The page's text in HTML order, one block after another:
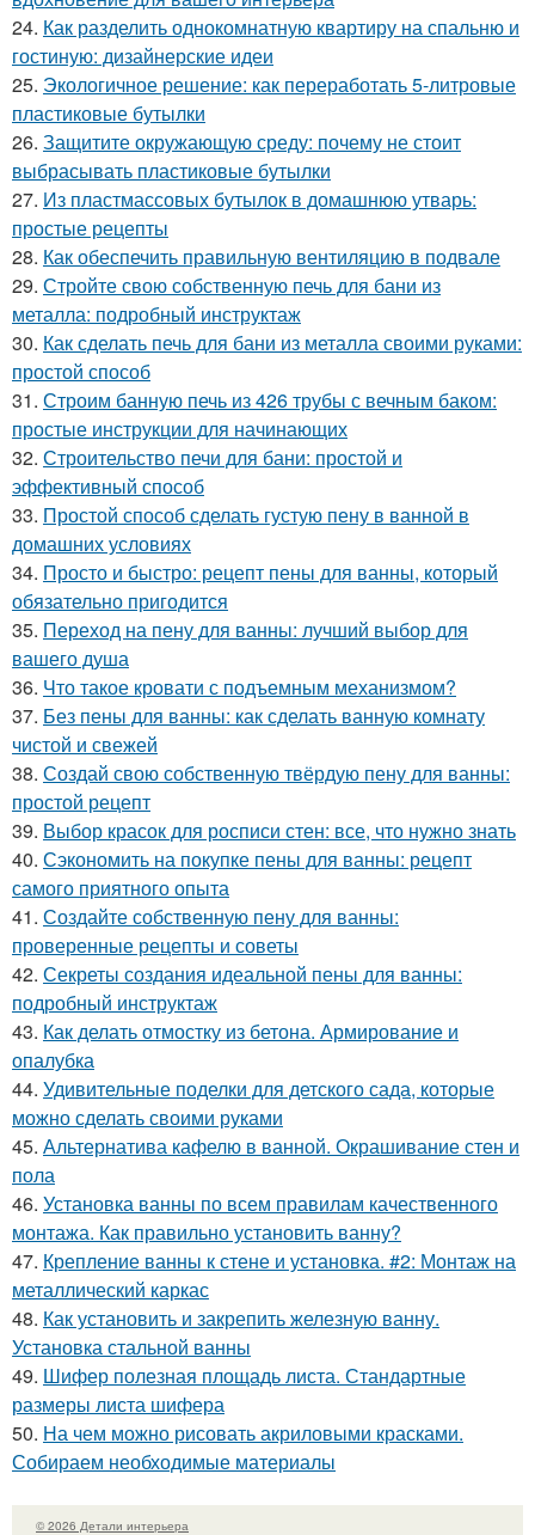
24. Как разделить однокомнатную квартиру на спальню и
гостиную: дизайнерские идеи
25. Экологичное решение: как переработать 5-литровые
пластиковые бутылки
26. Защитите окружающую среду: почему не стоит
выбрасывать пластиковые бутылки
27. Из пластмассовых бутылок в домашнюю утварь:
простые рецепты
28. Как обеспечить правильную вентиляцию в подвале
29. Стройте свою собственную печь для бани из
металла: подробный инструктаж
30. Как сделать печь для бани из металла своими руками:
простой способ
31. Строим банную печь из 426 трубы с вечным баком:
простые инструкции для начинающих
32. Строительство печи для бани: простой и
эффективный способ
33. Простой способ сделать густую пену в ванной в
домашних условиях
34. Просто и быстро: рецепт пены для ванны, который
обязательно пригодится
35. Переход на пену для ванны: лучший выбор для
вашего душа
36. Что такое кровати с подъемным механизмом?
37. Без пены для ванны: как сделать ванную комнату
чистой и свежей
38. Создай свою собственную твёрдую пену для ванны:
простой рецепт
39. Выбор красок для росписи стен: все, что нужно знать
40. Сэкономить на покупке пены для ванны: рецепт
самого приятного опыта
41. Создайте собственную пену для ванны:
проверенные рецепты и советы
42. Секреты создания идеальной пены для ванны:
подробный инструктаж
43. Как делать отмостку из бетона. Армирование и
опалубка
44. Удивительные поделки для детского сада, которые
можно сделать своими руками
45. Альтернатива кафелю в ванной. Окрашивание стен и
пола
46. Установка ванны по всем правилам качественного
монтажа. Как правильно установить ванну?
47. Крепление ванны к стене и установка. #2: Монтаж на
металлический каркас
48. Как установить и закрепить железную ванну.
Установка стальной ванны
49. Шифер полезная площадь листа. Стандартные
размеры листа шифера
50. На чем можно рисовать акриловыми красками.
Собираем необходимые материалы
© 2026 Детали интерьера